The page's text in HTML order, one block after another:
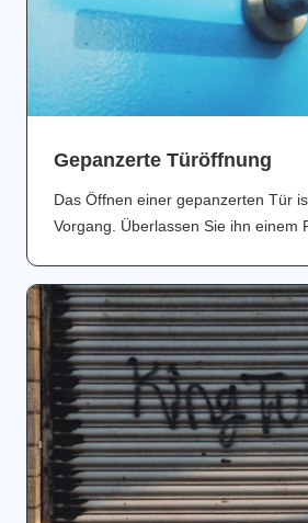
Gepanzerte Türöffnung
Das Öffnen einer gepanzerten Tür
Vorgang. Überlassen Sie ihn einem